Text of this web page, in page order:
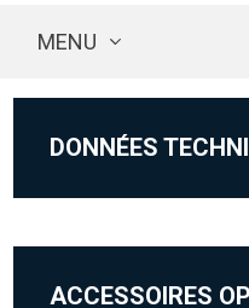
MENU
DONNÉES
ACCESSOIRES